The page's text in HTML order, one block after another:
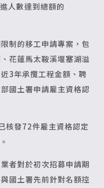
人數達到總額的
制的移工申請專案，包
花蓮馬太鞍溪堰塞湖溢
3年承攬工程金額、聘
國土署申請雇主資格認
核發72件雇主資格認定
者對於初次招募申請期
國土署先前針對名額控